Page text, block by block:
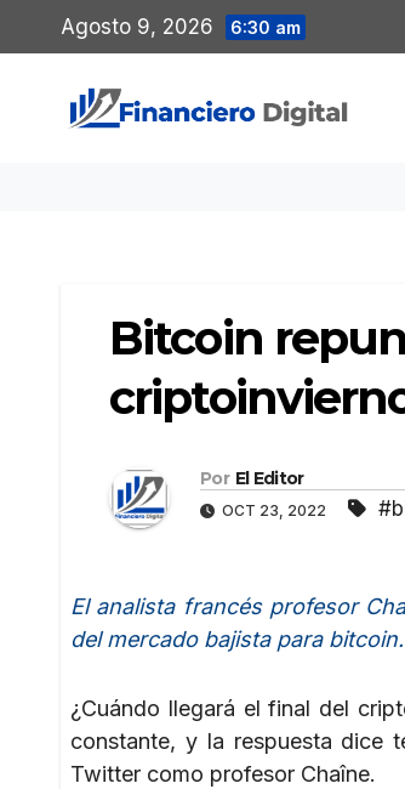
al
contenido
Agosto 9, 2026 6:30 am
Bitcoin
Por El Editor
OCT 23, 2022
El analista francés profesor
del mercado bajista para bitcoin.
¿Cuándo llegará el final del
constante, y la respuesta dice
Twitter como profesor Chaîne.